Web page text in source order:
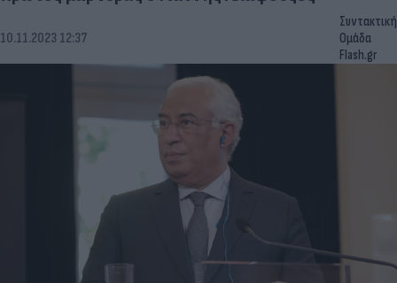
10.11.2023 12:37
Συντακτική
Ομάδα
Flash.gr